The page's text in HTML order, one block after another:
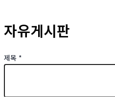
자유게시판
제목 *